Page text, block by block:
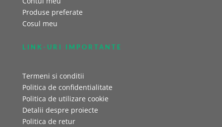
Produse preferate
Cosul meu
LINK-URI IMPORTANTE
Termeni si conditii
Politica de confidentialitate
Politica de utilizare cookie
Detalii despre proiecte
Politica de retur